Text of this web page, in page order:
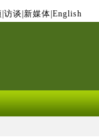
访谈 新媒体 English